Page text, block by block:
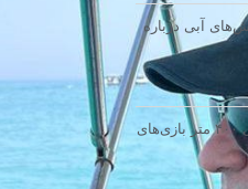
آبی درباره
محمد قاسمی: هدفم رسیدن به فینال ۴۰۰ متر بازی‌های